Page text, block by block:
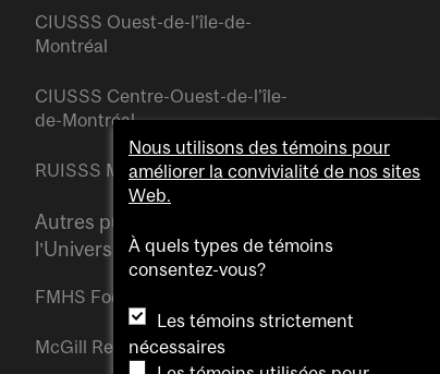
CIUSSS Ouest-de-l’île-de-
Montréal
CIUSSS Centre-Ouest-de-l’île-
de-Montréal
RUISSS McGill
Autres publications de
l’Université McGill
FMHS Focus
McGill Reporter
Nous utilisons des témoins pour
améliorer la convivialité de nos sites
Web.
À quels types de témoins
consentez-vous?
Les témoins strictement
nécessaires